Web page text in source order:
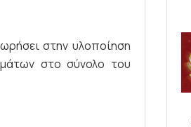
στην υλοποίηση
στο σύνολο του